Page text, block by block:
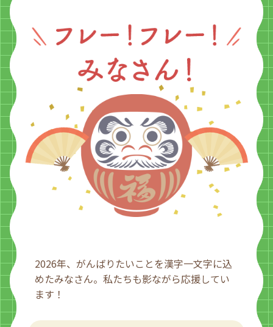
2026年、がんばりたいことを漢字一文字に込
めたみなさん。私たちも影ながら応援してい
ます！